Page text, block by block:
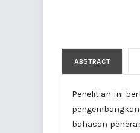
ABSTRACT
Penelitian ini
bahasan